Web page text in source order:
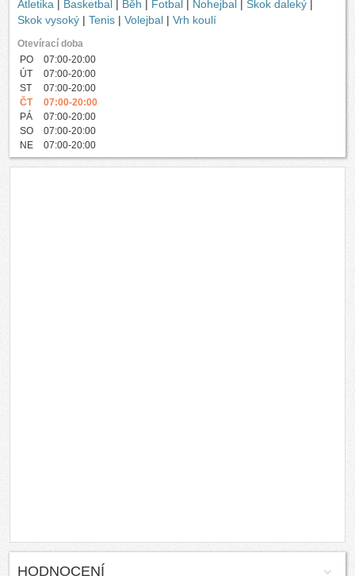
Atletika | Basketbal | Běh | Fotbal | Nohejbal | Skok daleký |
Skok vysoký | Tenis | Volejbal | Vrh koulí
Otevírací doba
PO
07:00-20:00
ÚT
07:00-20:00
ST
07:00-20:00
ČT
07:00-20:00
PÁ
07:00-20:00
SO
07:00-20:00
NE
07:00-20:00
HODNOCENÍ